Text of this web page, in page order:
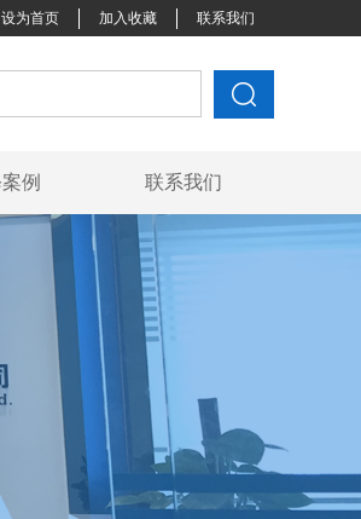
设为首页 加入收藏 联系我们
例 联系我们